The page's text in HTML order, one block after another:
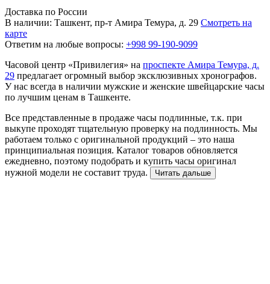
Доставка по России
В наличии: Ташкент, пр-т Амира Темура, д. 29 Смотреть на
карте
Ответим на любые вопросы: +998 99-190-9099
Часовой центр «Привилегия» на проспекте Амира Темура, д.
29 предлагает огромный выбор эксклюзивных хронографов.
У нас всегда в наличии мужские и женские швейцарские часы
по лучшим ценам в Ташкенте.
Все представленные в продаже часы подлинные, т.к. при
выкупе проходят тщательную проверку на подлинность. Мы
работаем только с оригинальной продукций – это наша
принципиальная позиция. Каталог товаров обновляется
ежедневно, поэтому подобрать и купить часы оригинал
нужной модели не составит труда.
Читать дальше